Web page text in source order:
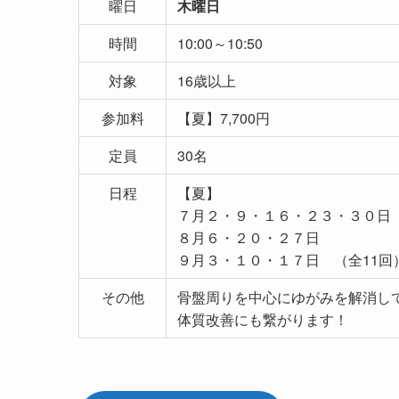
曜日
木曜日
時間
10:00～10:50
対象
16歳以上
参加料
【夏】7,700円
定員
30名
日程
【夏】
７月２・９・１６・２３・３０日
８月６・２０・２７日
９月３・１０・１７日 （全11回）
その他
骨盤周りを中心にゆがみを解消し
体質改善にも繋がります！